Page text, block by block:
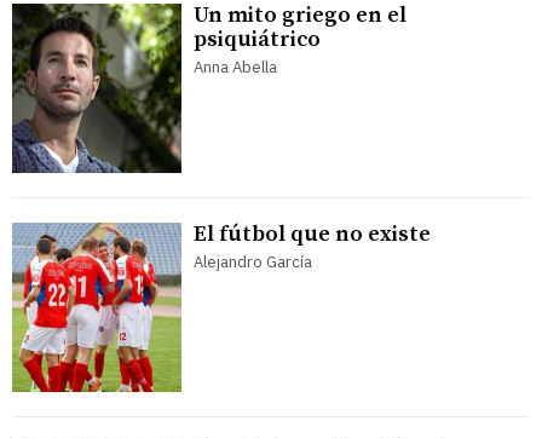
Un mito griego en el
psiquiátrico
Anna Abella
El fútbol que no existe
Alejandro García